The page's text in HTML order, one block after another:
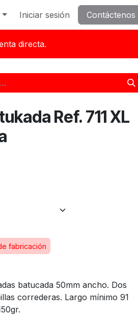
Iniciar sesión Contáctenos
directa.
Ref. 711 XL
fabricación
batucada 50mm ancho. Dos
correderas. Largo mínimo 91